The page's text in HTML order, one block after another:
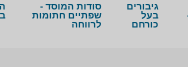
גיבורים
בעל
כורחם
סודות המוסד -
שפתיים חתומות
לרווחה